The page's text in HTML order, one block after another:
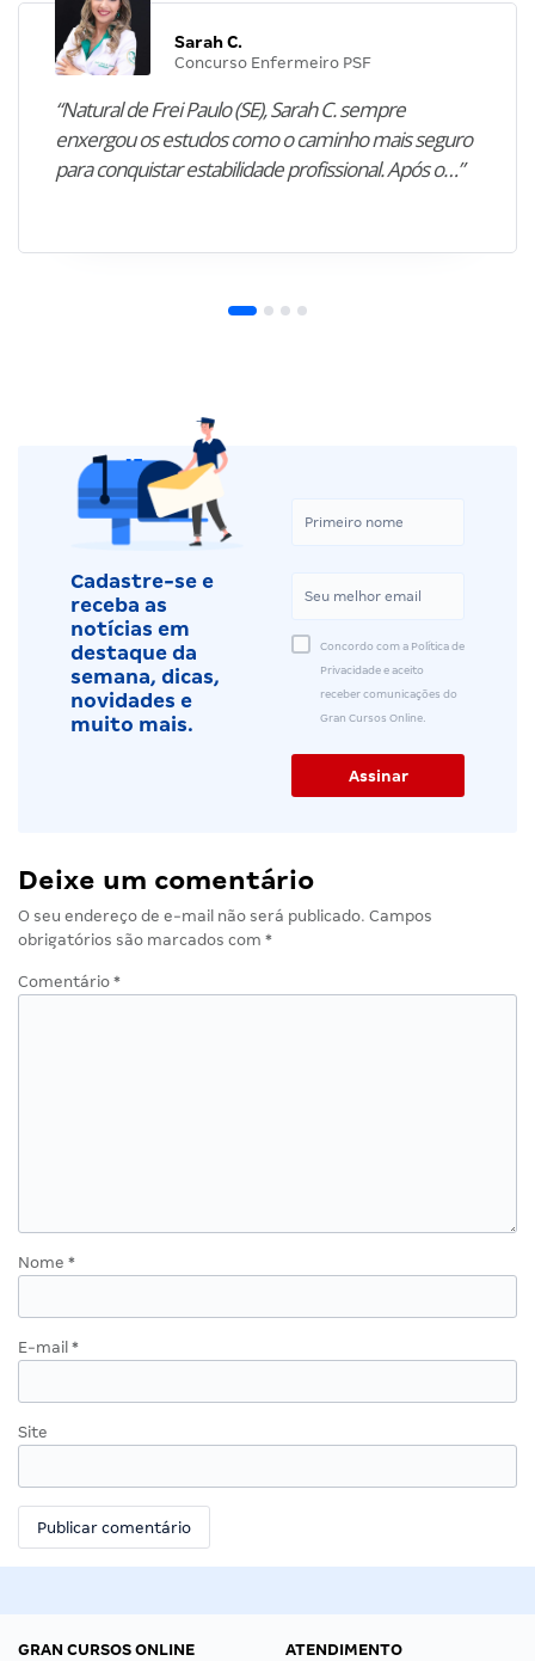
Sarah C.
Concurso Enfermeiro PSF
“Natural de Frei Paulo (SE), Sarah C. sempre
enxergou os estudos como o caminho mais seguro
para conquistar estabilidade profissional. Após o…”
Cadastre-se e
receba as
notícias em
destaque da
semana, dicas,
novidades e
muito mais.
Concordo com a Política de
Privacidade e aceito
receber comunicações do
Gran Cursos Online.
Deixe um comentário
O seu endereço de e-mail não será publicado. Campos
obrigatórios são marcados com *
Comentário *
Nome *
E-mail *
Site
GRAN CURSOS ONLINE
ATENDIMENTO